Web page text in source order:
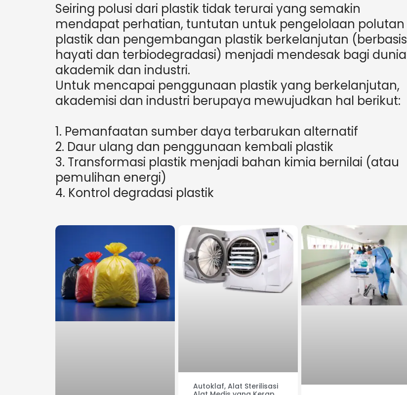
Seiring polusi dari plastik tidak terurai yang semakin
mendapat perhatian, tuntutan untuk pengelolaan polutan
plastik dan pengembangan plastik berkelanjutan (berbasis
hayati dan terbiodegradasi) menjadi mendesak bagi dunia
akademik dan industri.
Untuk mencapai penggunaan plastik yang berkelanjutan,
akademisi dan industri berupaya mewujudkan hal berikut:
1. Pemanfaatan sumber daya terbarukan alternatif
2. Daur ulang dan penggunaan kembali plastik
3. Transformasi plastik menjadi bahan kimia bernilai (atau
pemulihan energi)
4. Kontrol degradasi plastik
Autoklaf, Alat Sterilisasi